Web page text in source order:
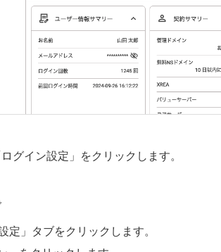
グイン設定」をクリックします。
定」タブをクリックします。